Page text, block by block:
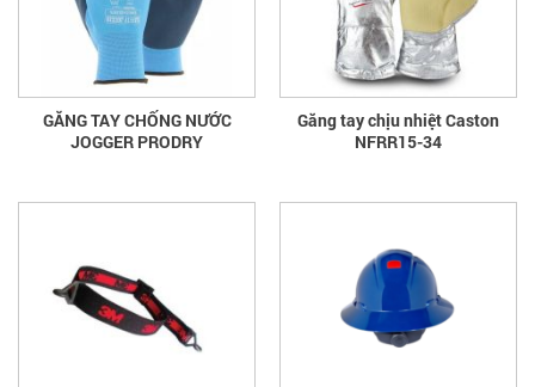
GĂNG TAY CHỐNG NƯỚC
JOGGER PRODRY
Găng tay chịu nhiệt Caston
NFRR15-34